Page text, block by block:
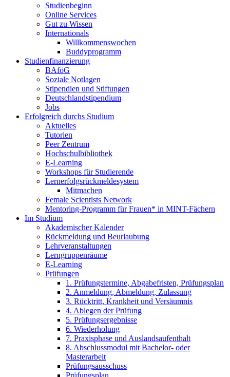
Studienbeginn
Online Services
Gut zu Wissen
Internationals
Willkommenswochen
Buddyprogramm
Studienfinanzierung
BAföG
Soziale Notlagen
Stipendien und Stiftungen
Deutschlandstipendium
Jobs
Erfolgreich durchs Studium
Aktuelles
Tutorien
Peer Zentrum
Hochschulbibliothek
E-Learning
Workshops für Studierende
Lernerfolgsrückmeldesystem
Mitmachen
Female Scientists Network
Mentoring-Programm für Frauen* in MINT-Fächern
Im Studium
Akademischer Kalender
Rückmeldung und Beurlaubung
Lehrveranstaltungen
Lerngruppenräume
E-Learning
Prüfungen
1. Prüfungstermine, Abgabefristen, Prüfungsplan
2. Anmeldung, Abmeldung, Zulassung
3. Rücktritt, Krankheit und Versäumnis
4. Ablegen der Prüfung
5. Prüfungsergebnisse
6. Wiederholung
7. Praxisphase und Auslandsaufenthalt
8. Abschlussmodul mit Bachelor- oder
Masterarbeit
Prüfungsausschuss
Prüfungsplan